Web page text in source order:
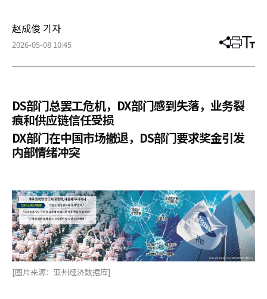
赵成俊 기자
2026-05-08 10:45 分
章
打 调
小
DS部门总罢工危机，DX部门感到失落，业务裂
痕和供应链信任受损
DX部门在中国市场撤退，DS部门要求奖金引发
内部情绪冲突
[图片来源：亚州经济数据库]